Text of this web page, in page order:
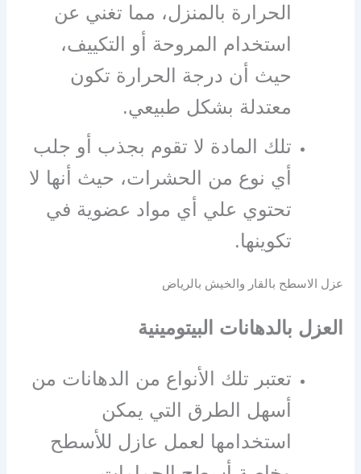
الحرارة بالمنزل، مما تغني عن
استخدام المروحة أو التكييف،
حيث أن درجة الحرارة تكون
معتدلة بشكل طبيعي.
تلك المادة لا تقوم بجذب أو جلب
أي نوع من الحشرات، حيث أنها لا
تحتوي علي أي مواد عضوية في
تكوينها.
عزل الاسطح بالقار والخيش بالرياض
العزل بالدهانات البيتومينية
تعتبر تلك الأنواع من الدهانات من
أسهل الطرق التي يمكن
استخدامها لعمل عازل للأسطح